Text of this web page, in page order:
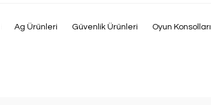
Ag Ürünleri Güvenlik Ürünleri Oyun Konsolları